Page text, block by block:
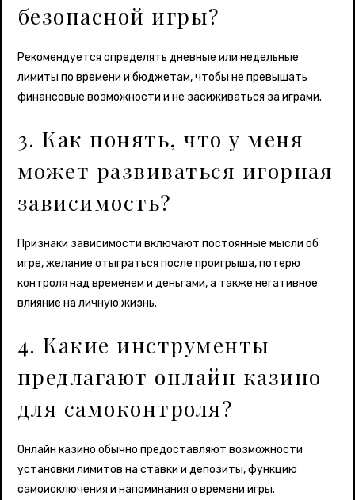
безопасной игры?
Рекомендуется определять дневные или недельные
лимиты по времени и бюджетам, чтобы не превышать
финансовые возможности и не засиживаться за играми.
3. Как понять, что у меня
может развиваться игорная
зависимость?
Признаки зависимости включают постоянные мысли об
игре, желание отыграться после проигрыша, потерю
контроля над временем и деньгами, а также негативное
влияние на личную жизнь.
4. Какие инструменты
предлагают онлайн казино
для самоконтроля?
Онлайн казино обычно предоставляют возможности
установки лимитов на ставки и депозиты, функцию
самоисключения и напоминания о времени игры.